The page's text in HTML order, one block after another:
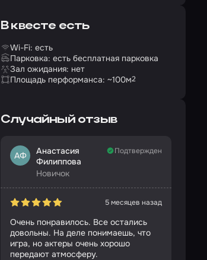
В квесте есть
Wi-Fi: есть
Парковка: есть бесплатная парковка
Зал ожидания: нет
Площадь перформанса: ~100м2
Случайный отзыв
АФ
Анастасия
Филиппова
Новичок
Подтвержден
5 месяцев назад
Очень понравилось. Все остались
довольны. На деле понимаешь, что
игра, но актеры очень хорошо
передают атмосферу.